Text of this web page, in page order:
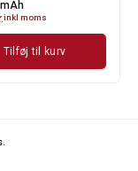
inkl moms
Tilføj til kurv